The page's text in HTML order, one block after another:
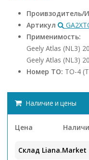
Проивзодитель/
Артикул
Применимость:
Geely Atlas (NL3)
Geely Atlas (NL3)
Номер ТО: ТО-4
Наличие и цены
Цена
Склад Liana.Market